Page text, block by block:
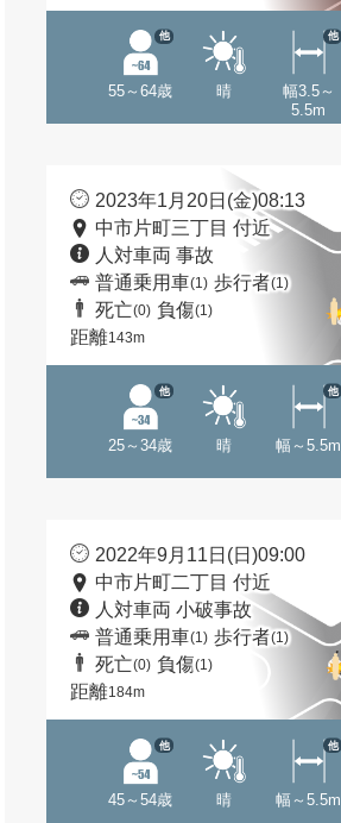
55～64歳
他
晴
幅3.5～
5.5m
他
2023年1月20日(金)08:13
中市片町三丁目 付近
人対車両 事故
普通乗用車(1) 歩行者(1)
死亡(0) 負傷(1)
距離143m
25～34歳
他
晴 幅～5.5m
他
2022年9月11日(日)09:00
中市片町二丁目 付近
人対車両 小破事故
普通乗用車(1) 歩行者(1)
死亡(0) 負傷(1)
距離184m
45～54歳
他
晴 幅～5.5m
他